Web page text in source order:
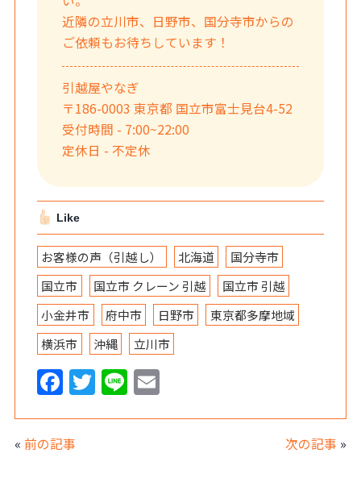
近隣の立川市、日野市、国分寺市からの
ご依頼もお待ちしています！
引越屋やなぎ
〒186-0003 東京都 国立市富士見台4-52
受付時間 - 7:00~22:00
定休日 - 不定休
Like
お客様の声（引越し） 北海道
国分寺市
国立市
国立市 クレーン 引越
国立市 引越
小金井市
府中市 日野市
東京都多摩地域
横浜市
沖縄 立川市
F
a
c
e
T
w
Li
n
E
m
« 前の記事 次の記事 »